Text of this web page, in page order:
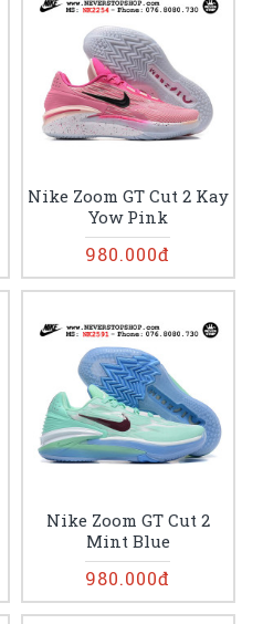
Nike Zoom GT Cut 2 Kay
Yow Pink
980.000đ
Nike Zoom GT Cut 2
Mint Blue
980.000đ